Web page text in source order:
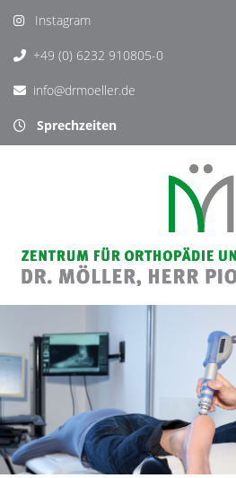
Instagram
+49 (0) 6232 910805-0
info@drmoeller.de
Sprechzeiten